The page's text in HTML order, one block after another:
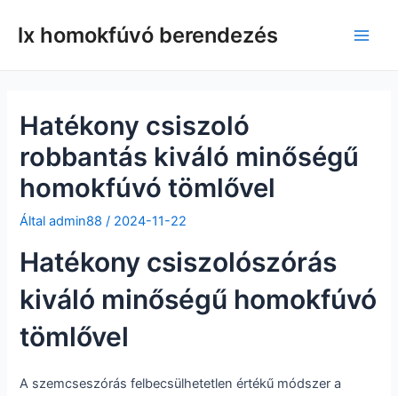
lx homokfúvó berendezés
Hatékony csiszoló
robbantás kiváló minőségű
homokfúvó tömlővel
Általadmin88/ 2024-11-22
Hatékony csiszolószórás
kiváló minőségű homokfúvó
tömlővel
A szemcseszórás felbecsülhetetlen értékű módszer a